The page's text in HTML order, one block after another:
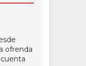
ofrenda